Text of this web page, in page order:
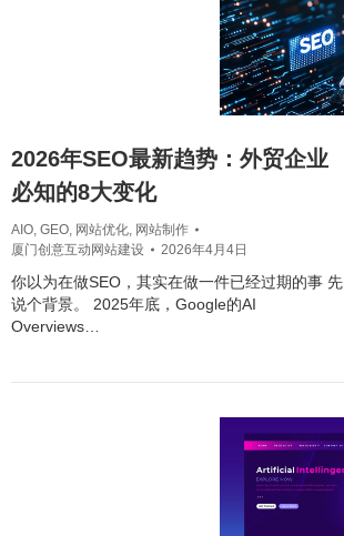
2026年SEO最新趋势：外贸企业
必知的8大变化
AIO, GEO, 网站优化, 网站制作
厦门创意互动网站建设
2026年4月4日
你以为在做SEO，其实在做一件已经过期的事 先
说个背景。 2025年底，Google的AI
Overviews…